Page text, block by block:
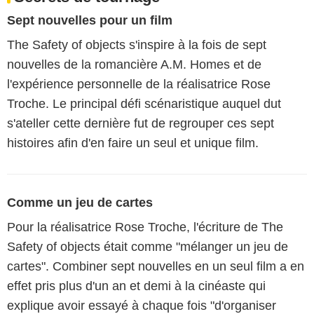
Sept nouvelles pour un film
The Safety of objects s'inspire à la fois de sept
nouvelles de la romancière A.M. Homes et de
l'expérience personnelle de la réalisatrice Rose
Troche. Le principal défi scénaristique auquel dut
s'ateller cette dernière fut de regrouper ces sept
histoires afin d'en faire un seul et unique film.
Comme un jeu de cartes
Pour la réalisatrice Rose Troche, l'écriture de The
Safety of objects était comme "mélanger un jeu de
cartes". Combiner sept nouvelles en un seul film a en
effet pris plus d'un an et demi à la cinéaste qui
explique avoir essayé à chaque fois "d'organiser